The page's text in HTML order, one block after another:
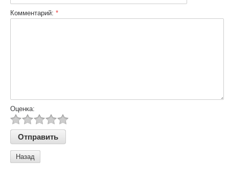
Комментарий: *
Оценка:
Назад